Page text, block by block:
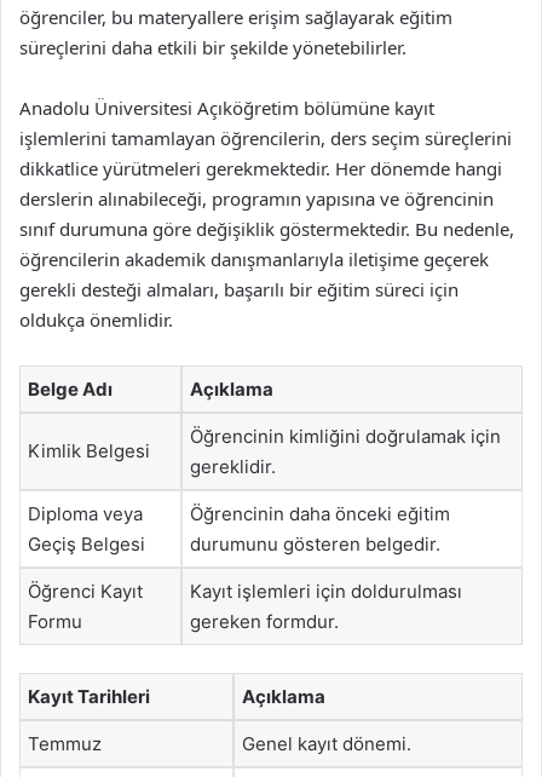
öğrenciler, bu materyallere erişim sağlayarak eğitim
süreçlerini daha etkili bir şekilde yönetebilirler.
Anadolu Üniversitesi Açıköğretim bölümüne kayıt
işlemlerini tamamlayan öğrencilerin, ders seçim süreçlerini
dikkatlice yürütmeleri gerekmektedir. Her dönemde hangi
derslerin alınabileceği, programın yapısına ve öğrencinin
sınıf durumuna göre değişiklik göstermektedir. Bu nedenle,
öğrencilerin akademik danışmanlarıyla iletişime geçerek
gerekli desteği almaları, başarılı bir eğitim süreci için
oldukça önemlidir.
Belge Adı Açıklama
Kimlik Belgesi
Öğrencinin kimliğini doğrulamak için
gereklidir.
Diploma veya
Geçiş Belgesi
Öğrencinin daha önceki eğitim
durumunu gösteren belgedir.
Öğrenci Kayıt
Formu
Kayıt işlemleri için doldurulması
gereken formdur.
Kayıt Tarihleri Açıklama
Temmuz Genel kayıt dönemi.